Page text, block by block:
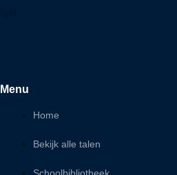
Menu
Home
Bekijk alle talen
Schoolbibliotheek